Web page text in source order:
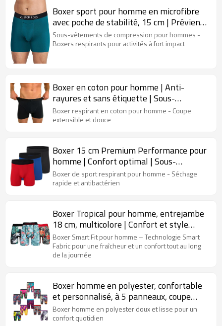
Boxer sport pour homme en microfibre
avec poche de stabilité, 15 cm | Prévient
les irritations | Sous-vêtement ultra-
confortable pour homme
Sous-vêtements de compression pour hommes -
Boxers respirants pour activités à fort impact
Boxer en coton pour homme | Anti-
rayures et sans étiquette | Sous-
vêtements confortables pour homme
Boxer respirant en coton pour homme - Coupe
extensible et douce
Boxer 15 cm Premium Performance pour
homme | Confort optimal | Sous-
vêtement anti-humidité pour homme
Boxer de sport respirant pour homme - Séchage
rapide et antibactérien
Boxer Tropical pour homme, entrejambe
18 cm, multicolore | Confort et style
inégalés | Boxers fitness pour homme
Boxer Smart Fit pour homme – Technologie Smart
Fabric pour une fraîcheur et un confort tout au long
de la journée
Boxer homme en polyester, confortable
et personnalisé, à 5 panneaux, coupe
parfaite, imprimés variés et motifs
tendance.
Boxer homme en polyester doux et lisse pour un
confort quotidien